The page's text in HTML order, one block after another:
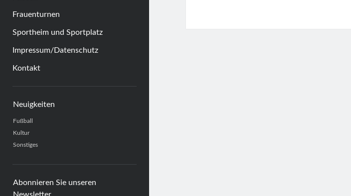
Frauenturnen
Sportheim und Sportplatz
Impressum/Datenschutz
Kontakt
Neuigkeiten
Fußball
Kultur
Sonstiges
Abonnieren Sie unseren